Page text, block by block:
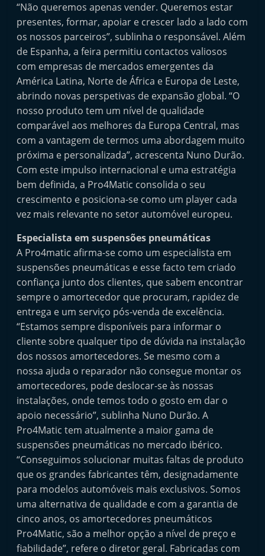
v
e
l
e
m
P
o
r
t
u
g
a
l
“Não queremos apenas vender. Queremos estar
presentes, formar, apoiar e crescer lado a lado com
os nossos parceiros”, sublinha o responsável. Além
de Espanha, a feira permitiu contactos valiosos
com empresas de mercados emergentes da
América Latina, Norte de África e Europa de Leste,
abrindo novas perspetivas de expansão global. “O
nosso produto tem um nível de qualidade
comparável aos melhores da Europa Central, mas
com a vantagem de termos uma abordagem muito
próxima e personalizada”, acrescenta Nuno Durão.
Com este impulso internacional e uma estratégia
bem definida, a Pro4Matic consolida o seu
crescimento e posiciona-se como um player cada
vez mais relevante no setor automóvel europeu.
Especialista em suspensões pneumáticas
A Pro4matic afirma-se como um especialista em
suspensões pneumáticas e esse facto tem criado
confiança junto dos clientes, que sabem encontrar
sempre o amortecedor que procuram, rapidez de
entrega e um serviço pós-venda de excelência.
“Estamos sempre disponíveis para informar o
cliente sobre qualquer tipo de dúvida na instalação
dos nossos amortecedores. Se mesmo com a
nossa ajuda o reparador não consegue montar os
amortecedores, pode deslocar-se às nossas
instalações, onde temos todo o gosto em dar o
apoio necessário”, sublinha Nuno Durão. A
Pro4Matic tem atualmente a maior gama de
suspensões pneumáticas no mercado ibérico.
“Conseguimos solucionar muitas faltas de produto
que os grandes fabricantes têm, designadamente
para modelos automóveis mais exclusivos. Somos
uma alternativa de qualidade e com a garantia de
cinco anos, os amortecedores pneumáticos
Pro4Matic, são a melhor opção a nível de preço e
fiabilidade”, refere o diretor geral. Fabricadas com